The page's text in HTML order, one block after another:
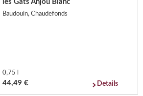
les Gâts Anjou Blanc
Baudouin, Chaudefonds
0,75 l
44,49 € Details